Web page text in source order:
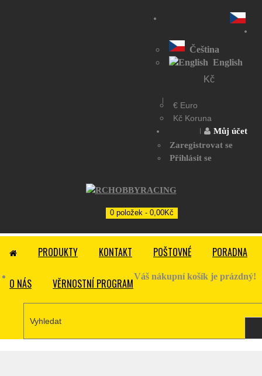
Čeština
English
Kč
€ Euro
Kč Koruna
Můj účet
Zaregistrovat se
Přihlásit se
0 položek - 0,00Kč
Váš nákupní košík je prázdný!
PRODUKTY KONTAKT POŠTOVNÉ PORADNA
O NÁS VĚRNOSTNÍ PROGRAM